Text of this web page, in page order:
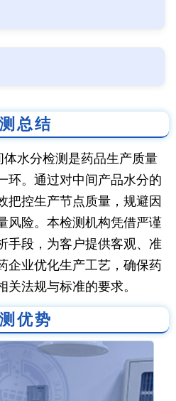
总结
水分检测是药品生产质量
环。通过对中间产品水分的
把控生产节点质量，规避因
风险。本检测机构凭借严谨
手段，为客户提供客观、准
企业优化生产工艺，确保药
法规与标准的要求。
优势